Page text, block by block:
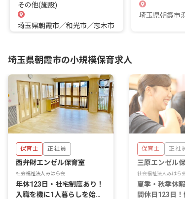
その他(施設)
埼玉県朝霞市／和光市／志木市
埼玉県朝霞市
埼玉県朝霞市の小規模保育求人
保育士 正社員
西弁財エンゼル保育室
社会福祉法人みはら会
年休123日・社宅制度あり！
入職を機に1人暮らしを始め
保育士 正社員
三原エンゼル保
社会福祉法人みはら会
夏季・秋季休
間休日123日